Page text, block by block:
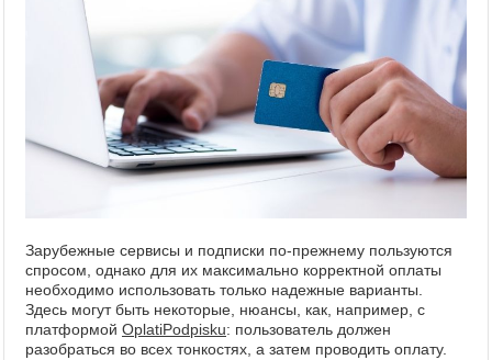
Архив
Фототоп
Видеотоп
Зарубежные сервисы и подписки по-прежнему пользуются
спросом, однако для их максимально корректной оплаты
необходимо использовать только надежные варианты.
Здесь могут быть некоторые, нюансы, как, например, с
платформой OplatiPodpisku: пользователь должен
разобраться во всех тонкостях, а затем проводить оплату.